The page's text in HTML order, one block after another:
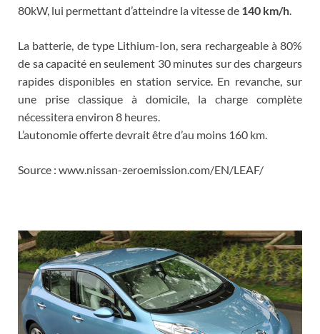
80kW, lui permettant d’atteindre la vitesse de 140 km/h
La batterie, de type Lithium-Ion, sera rechargeable à 80%
de sa capacité en seulement 30 minutes sur des chargeurs
rapides disponibles en station service. En revanche, sur
une prise classique à domicile, la charge complète
nécessitera environ 8 heures.
L’autonomie offerte devrait être d’au moins 160 km.
Source : www.nissan-zeroemission.com/EN/LEAF/